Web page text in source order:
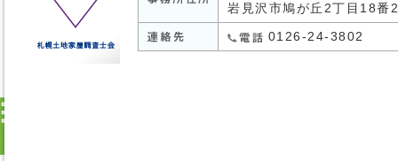
岩見沢市鳩が丘2丁目18番
0126-24-3802